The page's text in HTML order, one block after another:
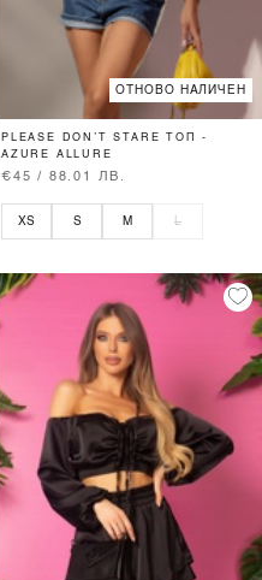
ОТНОВО НАЛИЧЕН
PLEASE DON’T STARE ТОП -
AZURE ALLURE
€45 / 88.01 ЛВ.
XS S M L